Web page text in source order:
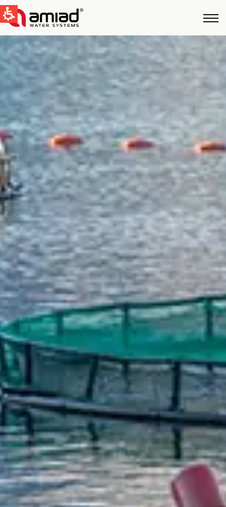
QUICK LINKS
Фильтрация Bоды
Новости и cобытия
Global
English
United States
English
Australia
English
Spain & LATAM
Spanish
Russia
Russian
France
French
Germany
German
Israel
Hebrew
China
Chinese
Based on your current location, we recommend
this Amiad website for you
North America - English